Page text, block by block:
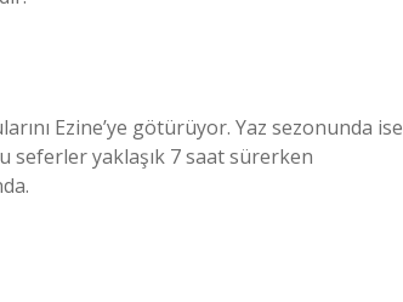
Ezine’ye götürüyor. Yaz sezonunda ise
seferler yaklaşık 7 saat sürerken